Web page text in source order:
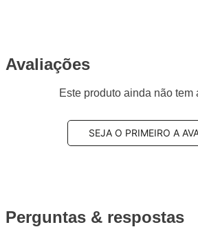
Avaliações
Este produto ainda não tem
SEJA O PRIMEIRO A
Perguntas & respostas